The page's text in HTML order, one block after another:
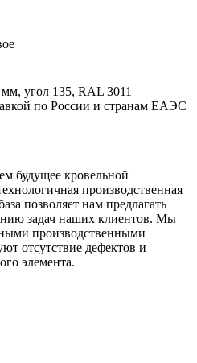
угол 135, RAL 3011
по России и странам ЕАЭС
будущее кровельной
производственная
позволяет нам предлагать
задач наших клиентов. Мы
производственными
отсутствие дефектов и
элемента.